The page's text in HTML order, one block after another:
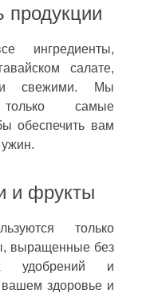
продукции
ингредиенты,
салате,
и свежими. Мы
самые
обеспечить вам
и фрукты
только
выращенные без
удобрений и
здоровье и